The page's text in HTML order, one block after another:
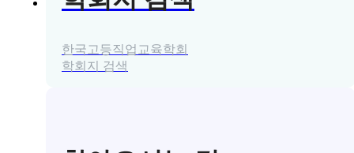
한국고등직업교육학회
학회지 검색